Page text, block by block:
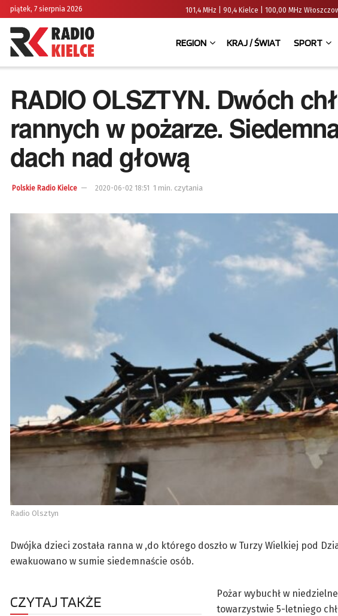
piątek, 7 sierpnia 2026 101,4 MHz | 90,4 Kielce | 100,00 MHz
REGION KRAJ / ŚWIAT SPORT
RADIO OLSZTYN. Dwóch
rannych w pożarze.
dach nad głową
Polskie Radio Kielce 2020-06-02 18:51 1 min. czytania
Radio Olsztyn
Dwójka dzieci została ranna w ,do którego doszło w Turzy Wielkiej pod
ewakuowano w sumie siedemnaście osób.
CZYTAJ TAKŻE
Pożar wybuchł w
towarzystwie 5-letniego